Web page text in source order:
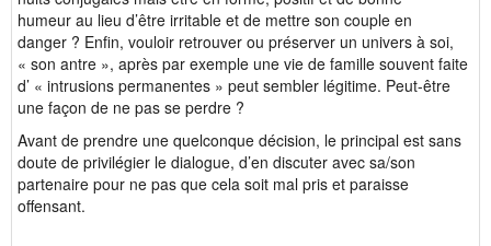
humeur au lieu d’être irritable et de mettre son couple en
danger ? Enfin, vouloir retrouver ou préserver un univers à soi,
« son antre », après par exemple une vie de famille souvent faite
d’ « intrusions permanentes » peut sembler légitime. Peut-être
une façon de ne pas se perdre ?
Avant de prendre une quelconque décision, le principal est sans
doute de privilégier le dialogue, d’en discuter avec sa/son
partenaire pour ne pas que cela soit mal pris et paraisse
offensant.